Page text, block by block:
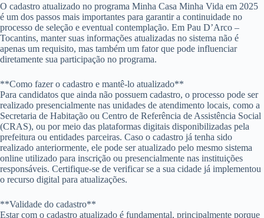
O cadastro atualizado no programa Minha Casa Minha Vida em 2025
é um dos passos mais importantes para garantir a continuidade no
processo de seleção e eventual contemplação. Em Pau D’Arco –
Tocantins, manter suas informações atualizadas no sistema não é
apenas um requisito, mas também um fator que pode influenciar
diretamente sua participação no programa.
**Como fazer o cadastro e mantê-lo atualizado**
Para candidatos que ainda não possuem cadastro, o processo pode ser
realizado presencialmente nas unidades de atendimento locais, como a
Secretaria de Habitação ou Centro de Referência de Assistência Social
(CRAS), ou por meio das plataformas digitais disponibilizadas pela
prefeitura ou entidades parceiras. Caso o cadastro já tenha sido
realizado anteriormente, ele pode ser atualizado pelo mesmo sistema
online utilizado para inscrição ou presencialmente nas instituições
responsáveis. Certifique-se de verificar se a sua cidade já implementou
o recurso digital para atualizações.
**Validade do cadastro**
Estar com o cadastro atualizado é fundamental, principalmente porque